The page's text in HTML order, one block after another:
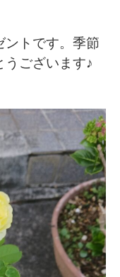
ントです。季節
ございます♪